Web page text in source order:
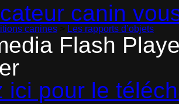
canin
canines Les rapports d’objets
Flash
ici pour le